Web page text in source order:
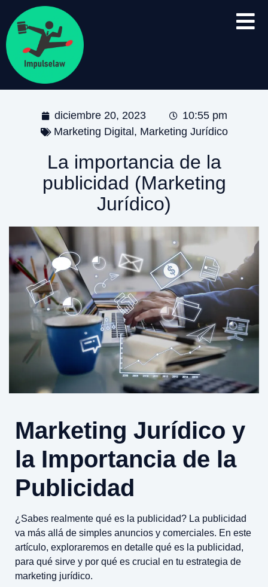
diciembre 20, 2023
10:55 pm
Marketing Digital , Marketing Jurídico
La importancia de la
publicidad (Marketing
Jurídico)
Marketing Jurídico y
la Importancia de la
Publicidad
¿Sabes realmente qué es la publicidad? La publicidad
va más allá de simples anuncios y comerciales. En este
artículo, exploraremos en detalle qué es la publicidad,
para qué sirve y por qué es crucial en tu estrategia de
marketing jurídico.